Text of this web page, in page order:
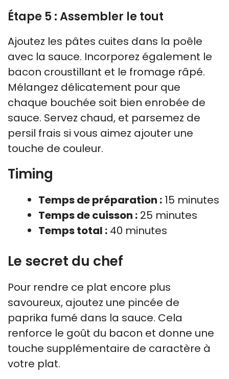
Étape 5 : Assembler le tout
Ajoutez les pâtes cuites dans la poêle
avec la sauce. Incorporez également le
bacon croustillant et le fromage râpé.
Mélangez délicatement pour que
chaque bouchée soit bien enrobée de
sauce. Servez chaud, et parsemez de
persil frais si vous aimez ajouter une
touche de couleur.
Timing
Temps de préparation : 15 minutes
Temps de cuisson : 25 minutes
Temps total : 40 minutes
Le secret du chef
Pour rendre ce plat encore plus
savoureux, ajoutez une pincée de
paprika fumé dans la sauce. Cela
renforce le goût du bacon et donne une
touche supplémentaire de caractère à
votre plat.